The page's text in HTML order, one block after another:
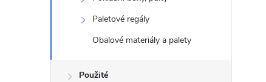
n
Paletové regály
Obalové materiály a palety
Použité